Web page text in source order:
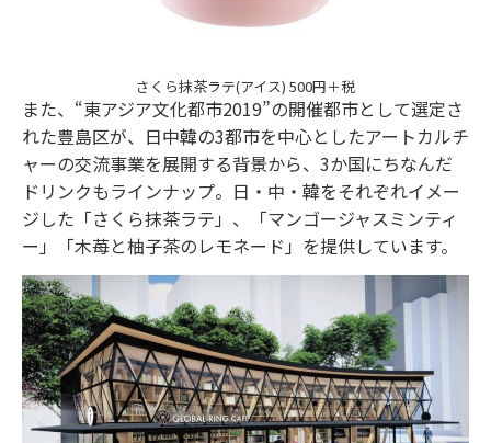
さくら抹茶ラテ(アイス) 500円＋税
また、“東アジア文化都市2019”の開催都市として選定さ
れた豊島区が、日中韓の3都市を中心としたアートカルチ
ャーの交流事業を展開する背景から、3か国にちなんだ
ドリンクもラインナップ。日・中・韓をそれぞれイメー
ジした「さくら抹茶ラテ」、「マンゴージャスミンティ
ー」「木苺と柚子茶のレモネード」を提供しています。